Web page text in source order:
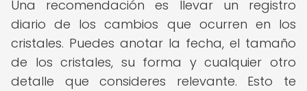
Una recomendación es llevar un registro
diario de los cambios que ocurren en los
cristales. Puedes anotar la fecha, el tamaño
de los cristales, su forma y cualquier otro
detalle que consideres relevante. Esto te